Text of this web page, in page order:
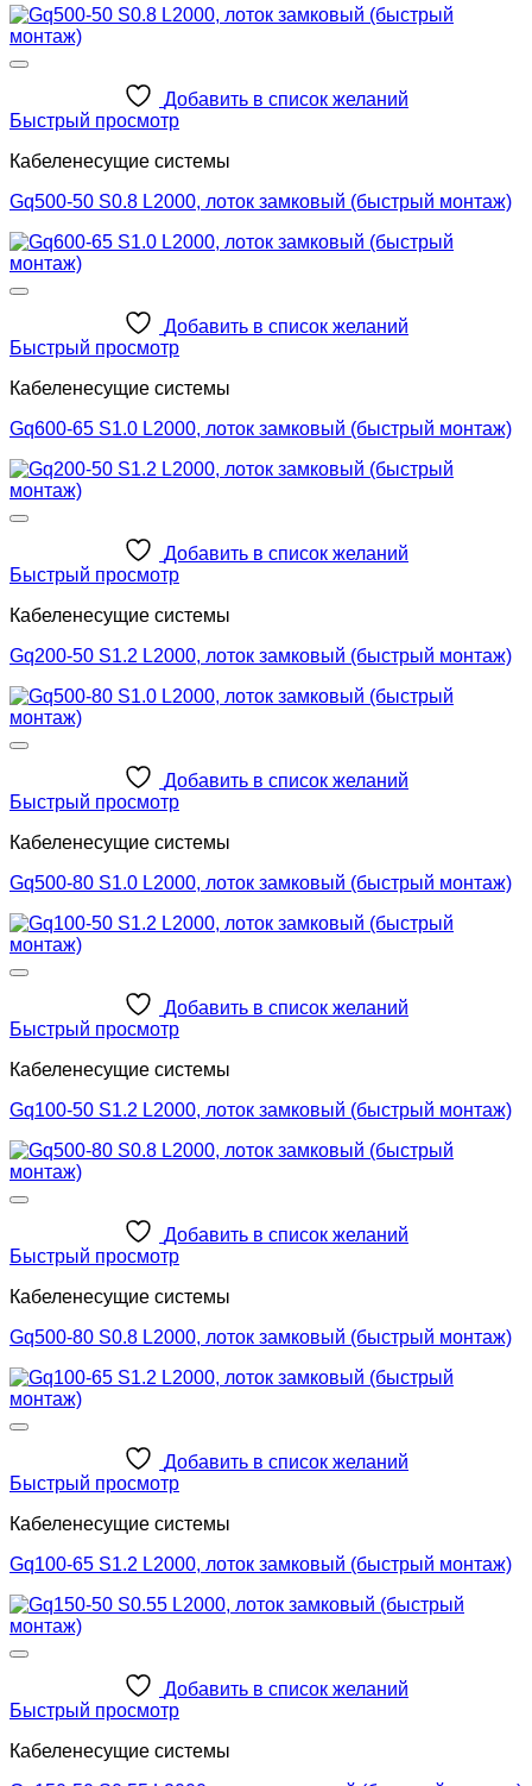
Добавить в список желаний
Быстрый просмотр
Кабеленесущие системы
Gq500-50 S0.8 L2000, лоток замковый (быстрый монтаж)
Добавить в список желаний
Быстрый просмотр
Кабеленесущие системы
Gq600-65 S1.0 L2000, лоток замковый (быстрый монтаж)
Добавить в список желаний
Быстрый просмотр
Кабеленесущие системы
Gq200-50 S1.2 L2000, лоток замковый (быстрый монтаж)
Добавить в список желаний
Быстрый просмотр
Кабеленесущие системы
Gq500-80 S1.0 L2000, лоток замковый (быстрый монтаж)
Добавить в список желаний
Быстрый просмотр
Кабеленесущие системы
Gq100-50 S1.2 L2000, лоток замковый (быстрый монтаж)
Добавить в список желаний
Быстрый просмотр
Кабеленесущие системы
Gq500-80 S0.8 L2000, лоток замковый (быстрый монтаж)
Добавить в список желаний
Быстрый просмотр
Кабеленесущие системы
Gq100-65 S1.2 L2000, лоток замковый (быстрый монтаж)
Добавить в список желаний
Быстрый просмотр
Кабеленесущие системы